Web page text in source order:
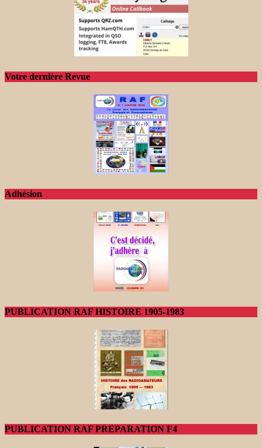
Votre dernière Revue
Adhésion
PUBLICATION RAF HISTOIRE 1905-1983
PUBLICATION RAF PREPARATION F4